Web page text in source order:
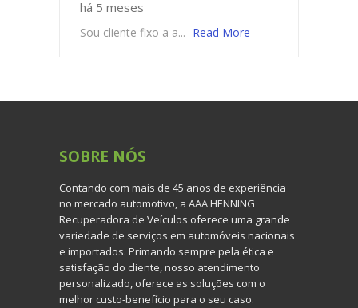
há 5 meses
Sou cliente fixo a a... Read More
SOBRE NÓS
Contando com mais de 45 anos de experiência
no mercado automotivo, a AAA HENNING
Recuperadora de Veículos oferece uma grande
variedade de serviços em automóveis nacionais
e importados. Primando sempre pela ética e
satisfação do cliente, nosso atendimento
personalizado, oferece as soluções com o
melhor custo-benefício para o seu caso.